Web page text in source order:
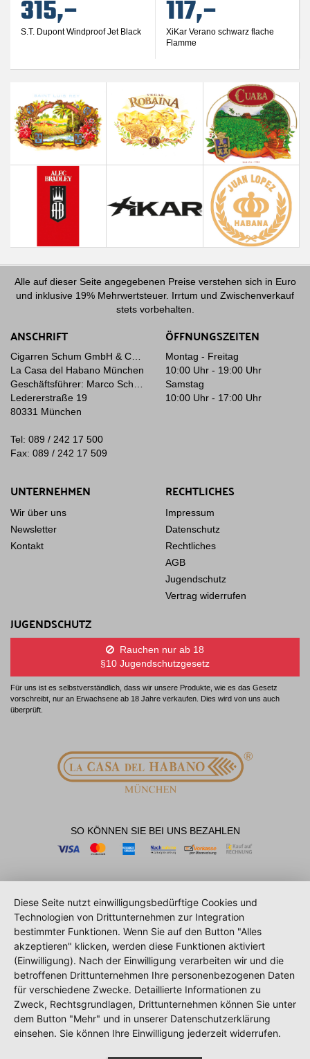
315,–
S.T. Dupont Windproof Jet Black 117,–
XiKar Verano schwarz flache
Flamme
Alle auf dieser Seite angegebenen Preise verstehen sich in Euro
und inklusive 19% Mehrwertsteuer. Irrtum und Zwischenverkauf
stets vorbehalten.
ANSCHRIFT
Cigarren Schum GmbH & Co. KG
La Casa del Habano München
Geschäftsführer: Marco Schum
Ledererstraße 19
80331 München
Tel: 089 / 242 17 500
Fax: 089 / 242 17 509
ÖFFNUNGSZEITEN
Montag - Freitag
10:00 Uhr - 19:00 Uhr
Samstag
10:00 Uhr - 17:00 Uhr
UNTERNEHMEN
Wir über uns
Newsletter
Kontakt
RECHTLICHES
Impressum
Datenschutz
Rechtliches
AGB
Jugendschutz
Vertrag widerrufen
JUGENDSCHUTZ
Rauchen nur ab 18
§10 Jugendschutzgesetz
Für uns ist es selbstverständlich, dass wir unsere Produkte, wie es das Gesetz
vorschreibt, nur an Erwachsene ab 18 Jahre verkaufen. Dies wird von uns auch
überprüft.
SO KÖNNEN SIE BEI UNS BEZAHLEN
Diese Seite nutzt einwilligungsbedürftige Cookies und
Technologien von Drittunternehmen zur Integration
bestimmter Funktionen. Wenn Sie auf den Button "Alles
akzeptieren" klicken, werden diese Funktionen aktiviert
(Einwilligung). Nach der Einwilligung verarbeiten wir und die
betroffenen Drittunternehmen Ihre personenbezogenen Daten
für verschiedene Zwecke. Detaillierte Informationen zu
Zweck, Rechtsgrundlagen, Drittunternehmen können Sie unter
dem Button "Mehr" und in unserer Datenschutzerklärung
einsehen. Sie können Ihre Einwilligung jederzeit widerrufen.